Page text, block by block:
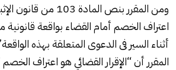
ومن المقرر بنص المادة
اعتراف الخصم أمام القضاء بواقعة
أثناء السير فى الدعوى المتعلقة بهذه
المقرر أن “الإقرار القضائي هو اعتراف